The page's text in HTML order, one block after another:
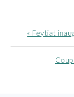
Article
précédent
« Feytiat